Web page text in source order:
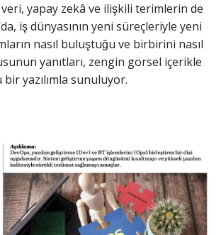
yapay zekâ ve ilişkili terimlerin de
iş dünyasının yeni süreçleriyle yeni
nasıl buluştuğu ve birbirini nasıl
yanıtları, zengin görsel içerikle
bir yazılımla sunuluyor.